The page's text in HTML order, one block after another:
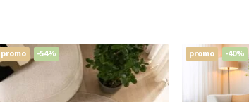
promo -54% promo -40%